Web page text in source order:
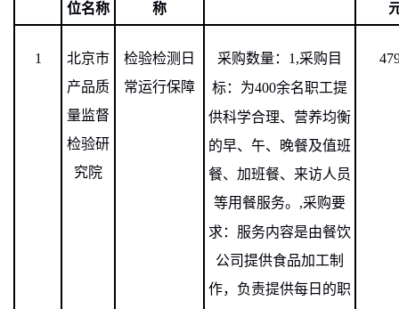
位名称
称
1
北京市
产品质
量监督
检验研
究院
检验检测日
常运行保障
采购数量： 1,采购目
标：为400余名职工提
供科学合理、营养均衡
的早、午、晚餐及值班
餐、加班餐、来访人员
等用餐服务。 ,采购要
求：服务内容是由餐饮
公司提供食品加工制
作，负责提供每日的职